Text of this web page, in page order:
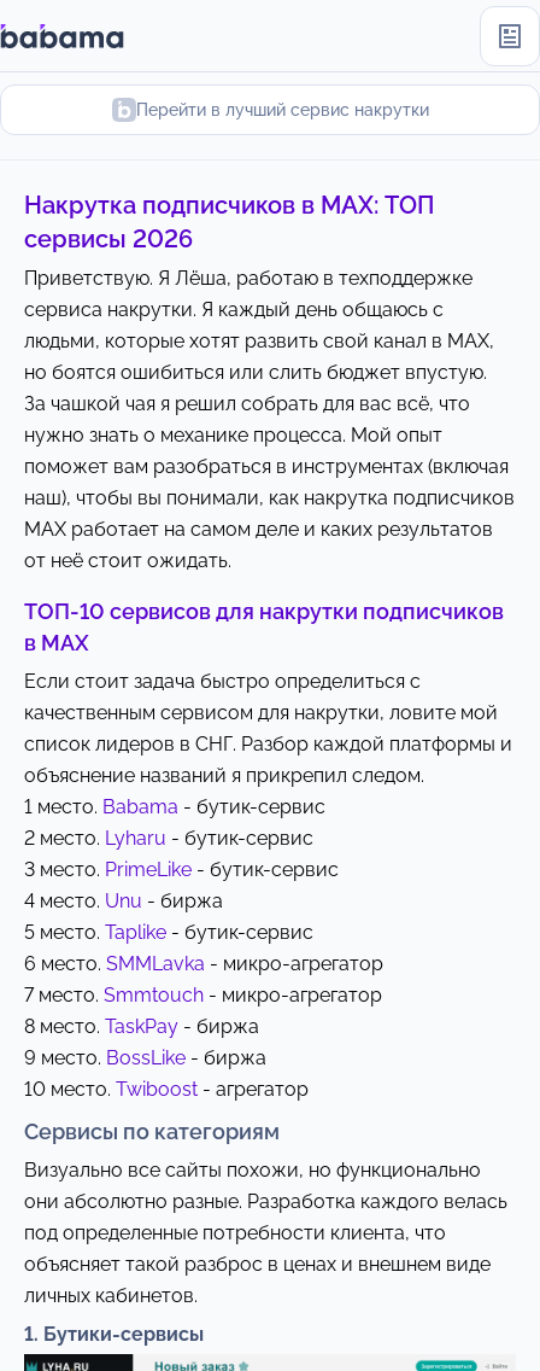
Перейти в лучший сервис накрутки
Накрутка подписчиков в MAX: ТОП
сервисы 2026
Приветствую. Я Лёша, работаю в техподдержке
сервиса накрутки. Я каждый день общаюсь с
людьми, которые хотят развить свой канал в MAX,
но боятся ошибиться или слить бюджет впустую.
За чашкой чая я решил собрать для вас всё, что
нужно знать о механике процесса. Мой опыт
поможет вам разобраться в инструментах (включая
наш), чтобы вы понимали, как накрутка подписчиков
MAX работает на самом деле и каких результатов
от неё стоит ожидать.
ТОП-10 сервисов для накрутки подписчиков
в MAX
Если стоит задача быстро определиться с
качественным сервисом для накрутки, ловите мой
список лидеров в СНГ. Разбор каждой платформы и
объяснение названий я прикрепил следом.
1 место. Babama - бутик-сервис
2 место. Lyharu - бутик-сервис
3 место. PrimeLike - бутик-сервис
4 место. Unu - биржа
5 место. Taplike - бутик-сервис
6 место. SMMLavka - микро-агрегатор
7 место. Smmtouch - микро-агрегатор
8 место. TaskPay - биржа
9 место. BossLike - биржа
10 место. Twiboost - агрегатор
Сервисы по категориям
Визуально все сайты похожи, но функционально
они абсолютно разные. Разработка каждого велась
под определенные потребности клиента, что
объясняет такой разброс в ценах и внешнем виде
личных кабинетов.
1. Бутики-сервисы